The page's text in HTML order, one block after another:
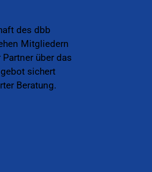
des dbb
Mitgliedern
über das
sichert
Beratung.